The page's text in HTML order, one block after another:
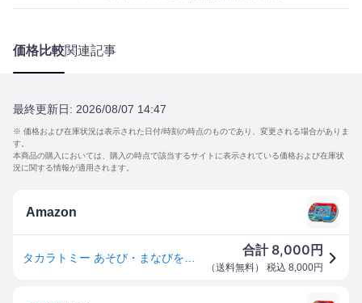
価格比較関連記事
最終更新日: 2026/08/07 14:47
※ 価格および在庫状況は表示された日付/時刻の時点のものであり、変更される場合がありま
す。
本商品の購入においては、購入の時点で該当するサイトに表示されている価格および在庫状
況に関する情報が適用されます。
Amazon
合計 8,000 円
（送料無料） 税込 8,000円